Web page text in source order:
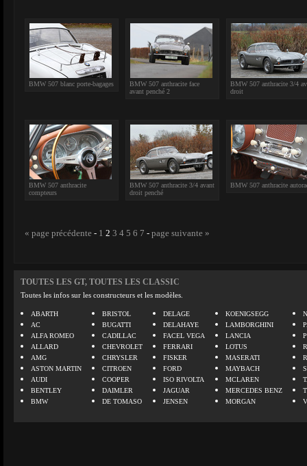
BMW 507 blanc porte-bagages
BMW 507 anthracite face
avant penché 2
BMW 507 anthracite 3/4
droit
BMW 507 anthracite
compteurs
BMW 507 anthracite 3/4 avant
droit penché
BMW 507 anthracite
« page précédente - 1 2 3 4 5 6 7 - page suivante »
TOUTES LES GT, TOUTES LES CLASSIC
Toutes les infos sur les constructeurs et les modèles.
ABARTH
AC
ALFA ROMEO
ALLARD
AMG
ASTON MARTIN
AUDI
BENTLEY
BMW
BRISTOL
BUGATTI
CADILLAC
CHEVROLET
CHRYSLER
CITROEN
COOPER
DAIMLER
DE TOMASO
DELAGE
DELAHAYE
FACEL VEGA
FERRARI
FISKER
FORD
ISO RIVOLTA
JAGUAR
JENSEN
KOENIGSEGG
LAMBORGHINI
LANCIA
LOTUS
MASERATI
MAYBACH
MCLAREN
MERCEDES BENZ
MORGAN